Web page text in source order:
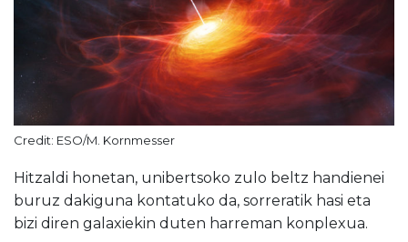
Credit: ESO/M. Kornmesser
Hitzaldi honetan, unibertsoko zulo beltz handienei
buruz dakiguna kontatuko da, sorreratik hasi eta
bizi diren galaxiekin duten harreman konplexua.